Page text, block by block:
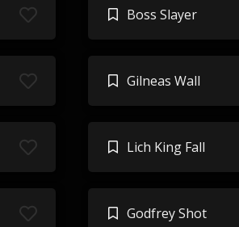
Boss Slayer
Gilneas Wall
Lich King Fall
Godfrey Shot